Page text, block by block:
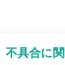
具合に